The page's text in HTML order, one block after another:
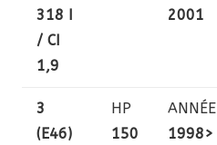
318 I
/ CI
1,9
2001
3
(E46)
HP
150
ANNÉE
1998>